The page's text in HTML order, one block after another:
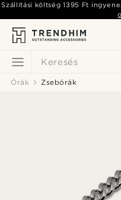
Keresés
Szállítási költség1395 Ft
Órák Zsebórák